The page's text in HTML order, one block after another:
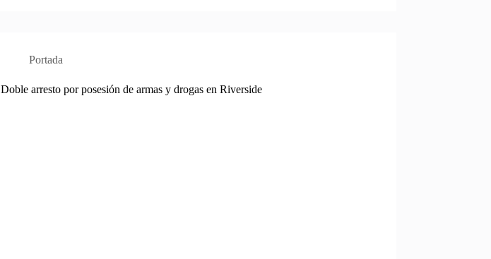
Portada
Doble arresto por posesión de armas y drogas en Riverside